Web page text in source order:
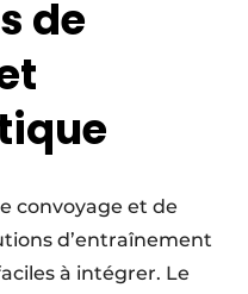
de
convoyage et de
d’entraînement
à intégrer. Le